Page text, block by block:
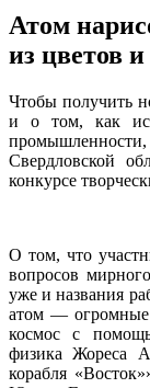
Атом
из цветов
Чтобы получить
и о том, как
Свердловской
конкурсе
О том, что
вопросов
уже и названия
атом — огромные
космос с
физика Жореса
корабля